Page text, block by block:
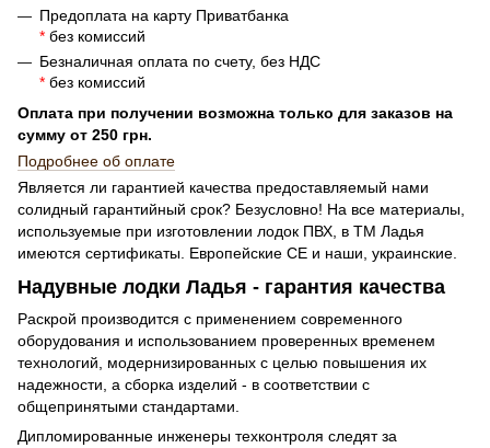
Предоплата на карту Приватбанка
* без комиссий
Безналичная оплата по счету, без НДС
* без комиссий
Оплата при получении возможна только для заказов на
сумму от 250 грн.
Подробнее об оплате
Является ли гарантией качества предоставляемый нами
солидный гарантийный срок? Безусловно! На все материалы,
используемые при изготовлении лодок ПВХ, в ТМ Ладья
имеются сертификаты. Европейские СЕ и наши, украинские.
Надувные лодки Ладья - гарантия качества
Раскрой производится с применением современного
оборудования и использованием проверенных временем
технологий, модернизированных с целью повышения их
надежности, а сборка изделий - в соответствии с
общепринятыми стандартами.
Дипломированные инженеры техконтроля следят за